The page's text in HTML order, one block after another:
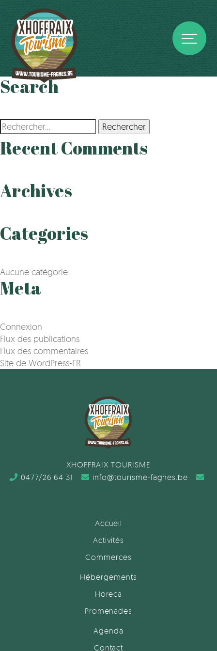
Search
Rechercher :
Recent Comments
Archives
Categories
Aucune catégorie
Meta
Connexion
Flux des publications
Flux des commentaires
Site de WordPress-FR
XHOFFRAIX TOURISME
0477/26 64 31
info@tourisme-fagnes.be
Accueil
Activités
Commerces
Hébergements
Horeca
Promenades
Agenda
Contact